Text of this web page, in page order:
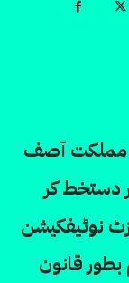
مملکت آصف
پر دستخط کر
نوٹیفکیشن
قانون